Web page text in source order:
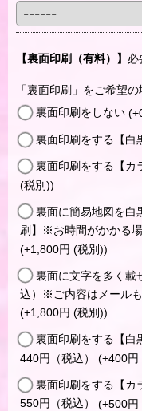
【裏面印刷（有料）】 必
「裏面印刷」をご希望
裏面印刷をしない
裏面印刷をする【白
裏面印刷をする【カ
(税別))
裏面に簡易地図を白
刷】※お時間がかかる
(+1,800円 (税別))
裏面に文字を多く載
込）※ご内容はメール
(+1,800円 (税別))
裏面印刷をする【白
440円（税込） (+400円
裏面印刷をする【カ
550円（税込） (+500円